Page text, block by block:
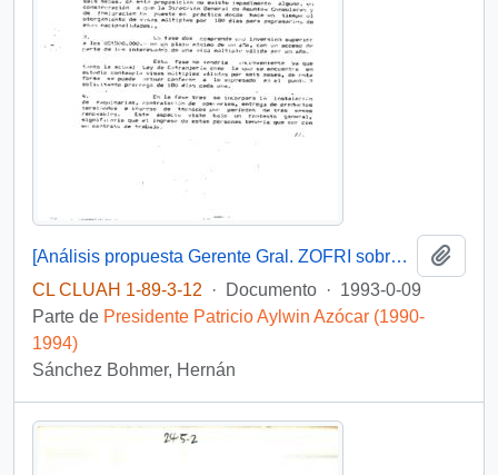
[Análisis propuesta Gerente Gral. ZOFRI sobre radicación asiáticos Parque Industrial]
CL CLUAH 1-89-3-12
· Documento · 1993-0-09
Parte de Presidente Patricio Aylwin Azócar (1990-
1994)
Sánchez Bohmer, Hernán